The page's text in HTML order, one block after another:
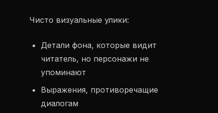
Чисто визуальные улики:
Детали фона, которые видит
читатель, но персонажи не
упоминают
Выражения, противоречащие
диалогам